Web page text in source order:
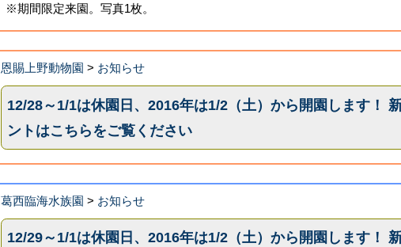
※期間限定来園。写真1枚。
恩賜上野動物園 > お知らせ
12/28～1/1は休園日、2016年は1/2（土）から開園します！
ントはこちらをご覧ください
葛西臨海水族園 > お知らせ
12/29～1/1は休園日、2016年は1/2（土）から開園します！